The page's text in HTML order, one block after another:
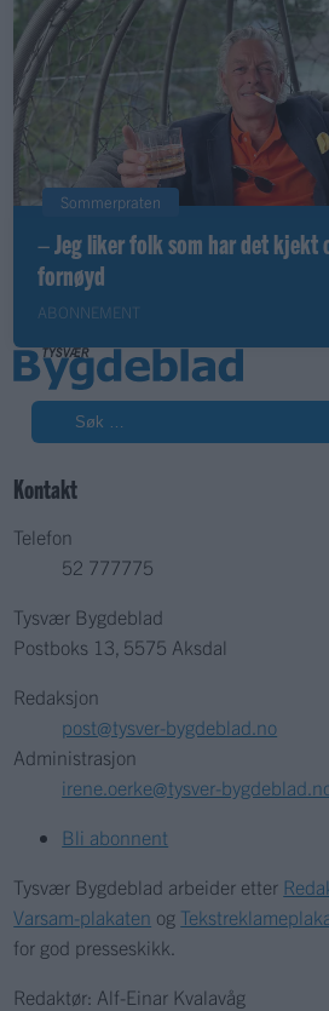
Sommerpraten
– Jeg liker folk som har det kjekt
fornøyd
ABONNEMENT
Søk
Kontakt
Telefon
52 777775
Tysvær Bygdeblad
Postboks 13, 5575 Aksdal
Redaksjon
post@tysver-bygdeblad.no
Administrasjon
irene.oerke@tysver-
Bli abonnent
Tysvær Bygdeblad arbeider etter
Varsam-plakaten og
for god presseskikk.
Redaktør: Alf-Einar Kvalavåg